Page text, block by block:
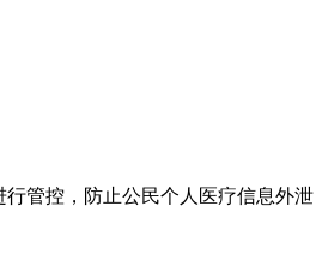
管控，防止公民个人医疗信息外